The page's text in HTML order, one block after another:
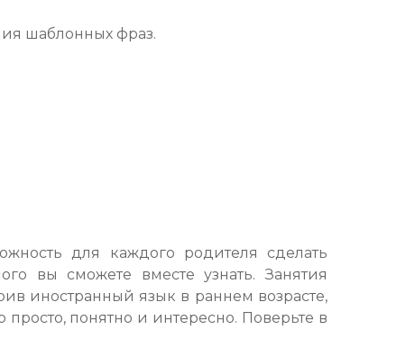
шаблонных фраз.
для каждого родителя сделать
вы сможете вместе узнать. Занятия
иностранный язык в раннем возрасте,
просто, понятно и интересно. Поверьте в